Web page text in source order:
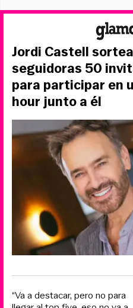
Jordi Castell
seguidoras 50
para participar en
hour junto a él
“Va a destacar, pero no para